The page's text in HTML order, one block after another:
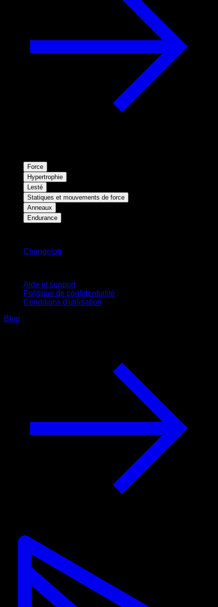
Force
Hypertrophie
Lesté
Statiques et mouvements de force
Anneaux
Endurance
Changelog
Aide et support
Politique de confidentialité
Conditions d'utilisation
Blog